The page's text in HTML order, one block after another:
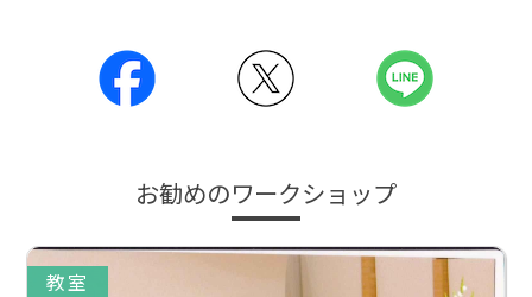
お勧めのワークショップ
教室